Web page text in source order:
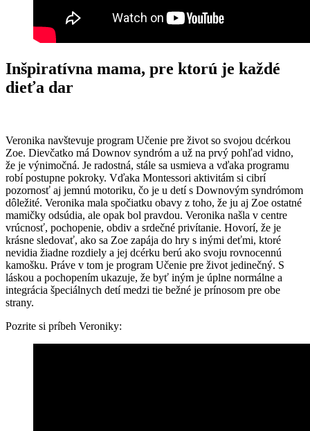
Inšpiratívna mama, pre ktorú je každé
dieťa dar
Veronika navštevuje program Učenie pre život so svojou dcérkou
Zoe. Dievčatko má Downov syndróm a už na prvý pohľad vidno,
že je výnimočná. Je radostná, stále sa usmieva a vďaka programu
robí postupne pokroky. Vďaka Montessori aktivitám si cibrí
pozornosť aj jemnú motoriku, čo je u detí s Downovým syndrómom
dôležité. Veronika mala spočiatku obavy z toho, že ju aj Zoe ostatné
mamičky odsúdia, ale opak bol pravdou. Veronika našla v centre
vrúcnosť, pochopenie, obdiv a srdečné privítanie. Hovorí, že je
krásne sledovať, ako sa Zoe zapája do hry s inými deťmi, ktoré
nevidia žiadne rozdiely a jej dcérku berú ako svoju rovnocennú
kamošku. Práve v tom je program Učenie pre život jedinečný. S
láskou a pochopením ukazuje, že byť iným je úplne normálne a
integrácia špeciálnych detí medzi tie bežné je prínosom pre obe
strany.
Pozrite si príbeh Veroniky: